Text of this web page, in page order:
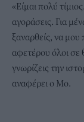
«Είμαι πολύ
αγοράσεις. Για
ξαναρθείς, να μου
αφετέρου όλοι σε
γνωρίζεις την
αναφέρει ο Μο.